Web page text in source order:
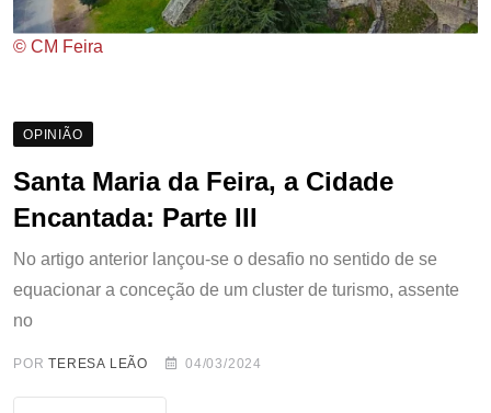
© CM Feira
OPINIÃO
Santa Maria da Feira, a Cidade
Encantada: Parte III
No artigo anterior lançou-se o desafio no sentido de se
equacionar a conceção de um cluster de turismo, assente
no
PORTERESA LEÃO 04/03/2024